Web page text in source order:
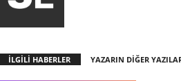
İLGİLİ HABERLER YAZARIN DİĞER